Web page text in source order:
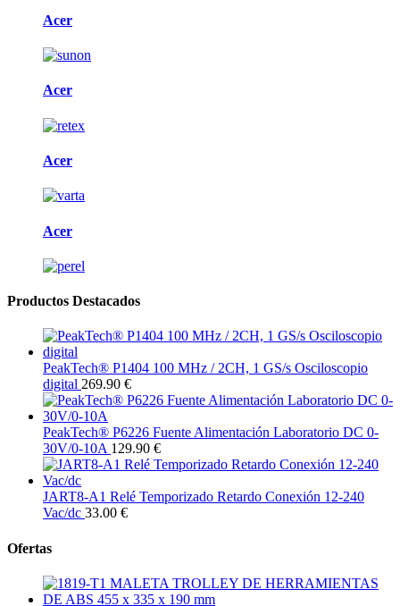
Acer
Acer
Acer
Acer
Productos Destacados
PeakTech® P1404 100 MHz / 2CH, 1 GS/s Osciloscopio
digital 269.90 €
PeakTech® P6226 Fuente Alimentación Laboratorio DC 0-
30V/0-10A 129.90 €
JART8-A1 Relé Temporizado Retardo Conexión 12-240
Vac/dc 33.00 €
Ofertas